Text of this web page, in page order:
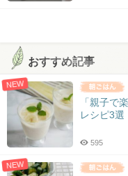
おすすめ記事
NEW
「親子で
レシピ3選
595
NEW